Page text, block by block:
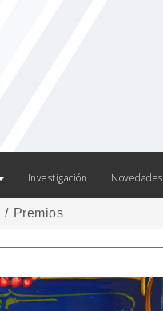
Investigación Novedades
/ Premios